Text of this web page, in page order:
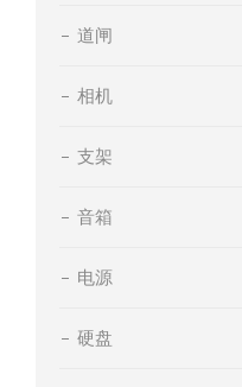
道闸
相机
支架
音箱
电源
硬盘